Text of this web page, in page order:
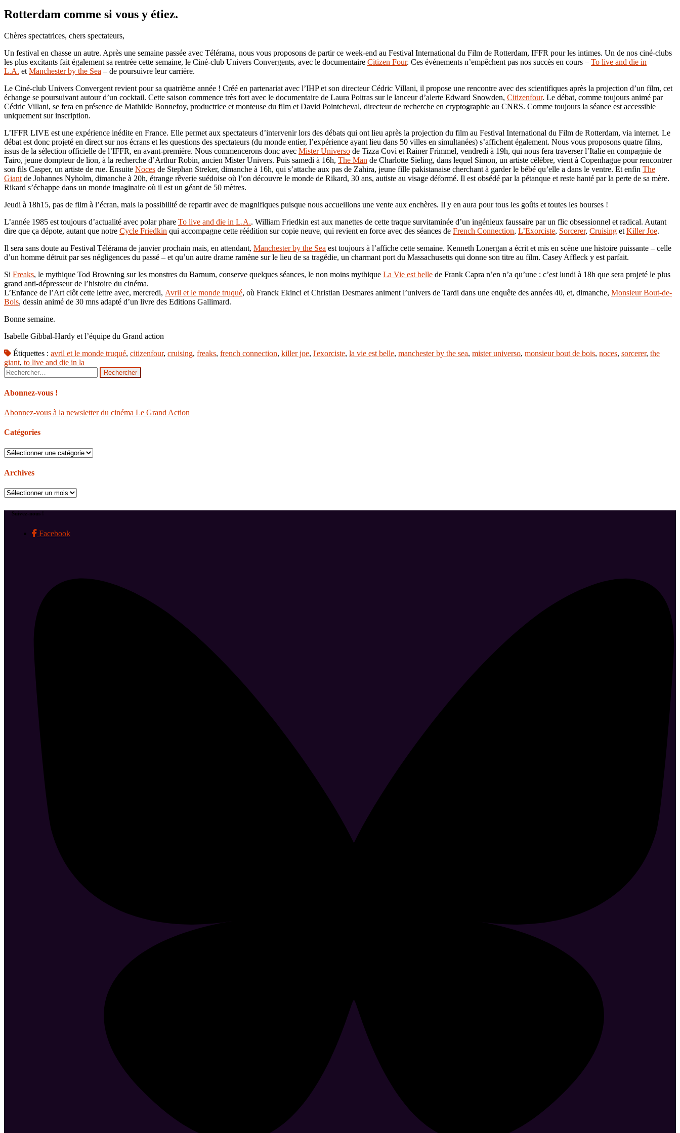
Rotterdam comme si vous y étiez.
Chères spectatrices, chers spectateurs,
Un festival en chasse un autre. Après une semaine passée avec Télérama, nous vous proposons de partir ce week-end au Festival International du Film de Rotterdam, IFFR pour les intimes. Un de nos ciné-clubs
les plus excitants fait également sa rentrée cette semaine, le Ciné-club Univers Convergents, avec le documentaire Citizen Four. Ces événements n’empêchent pas nos succès en cours – To live and die in
L.A. et Manchester by the Sea – de poursuivre leur carrière.
Le Ciné-club Univers Convergent revient pour sa quatrième année ! Créé en partenariat avec l’IHP et son directeur Cédric Villani, il propose une rencontre avec des scientifiques après la projection d’un film, cet
échange se poursuivant autour d’un cocktail. Cette saison commence très fort avec le documentaire de Laura Poitras sur le lanceur d’alerte Edward Snowden, Citizenfour. Le débat, comme toujours animé par
Cédric Villani, se fera en présence de Mathilde Bonnefoy, productrice et monteuse du film et David Pointcheval, directeur de recherche en cryptographie au CNRS. Comme toujours la séance est accessible
uniquement sur inscription.
L’IFFR LIVE est une expérience inédite en France. Elle permet aux spectateurs d’intervenir lors des débats qui ont lieu après la projection du film au Festival International du Film de Rotterdam, via internet. Le
débat est donc projeté en direct sur nos écrans et les questions des spectateurs (du monde entier, l’expérience ayant lieu dans 50 villes en simultanées) s’affichent également. Nous vous proposons quatre films,
issus de la sélection officielle de l’IFFR, en avant-première. Nous commencerons donc avec Mister Universo de Tizza Covi et Rainer Frimmel, vendredi à 19h, qui nous fera traverser l’Italie en compagnie de
Tairo, jeune dompteur de lion, à la recherche d’Arthur Robin, ancien Mister Univers. Puis samedi à 16h, The Man de Charlotte Sieling, dans lequel Simon, un artiste célèbre, vient à Copenhague pour rencontrer
son fils Casper, un artiste de rue. Ensuite Noces de Stephan Streker, dimanche à 16h, qui s’attache aux pas de Zahira, jeune fille pakistanaise cherchant à garder le bébé qu’elle a dans le ventre. Et enfin The
Giant de Johannes Nyholm, dimanche à 20h, étrange rêverie suédoise où l’on découvre le monde de Rikard, 30 ans, autiste au visage déformé. Il est obsédé par la pétanque et reste hanté par la perte de sa mère.
Rikard s’échappe dans un monde imaginaire où il est un géant de 50 mètres.
Jeudi à 18h15, pas de film à l’écran, mais la possibilité de repartir avec de magnifiques puisque nous accueillons une vente aux enchères. Il y en aura pour tous les goûts et toutes les bourses !
L’année 1985 est toujours d’actualité avec polar phare To live and die in L.A.. William Friedkin est aux manettes de cette traque survitaminée d’un ingénieux faussaire par un flic obsessionnel et radical. Autant
dire que ça dépote, autant que notre Cycle Friedkin qui accompagne cette réédition sur copie neuve, qui revient en force avec des séances de French Connection, L’Exorciste, Sorcerer, Cruising et Killer Joe.
Il sera sans doute au Festival Télérama de janvier prochain mais, en attendant, Manchester by the Sea est toujours à l’affiche cette semaine. Kenneth Lonergan a écrit et mis en scène une histoire puissante – celle
d’un homme détruit par ses négligences du passé – et qu’un autre drame ramène sur le lieu de sa tragédie, un charmant port du Massachusetts qui donne son titre au film. Casey Affleck y est parfait.
Si Freaks, le mythique Tod Browning sur les monstres du Barnum, conserve quelques séances, le non moins mythique La Vie est belle de Frank Capra n’en n’a qu’une : c’est lundi à 18h que sera projeté le plus
grand anti-dépresseur de l’histoire du cinéma.
L’Enfance de l’Art clôt cette lettre avec, mercredi, Avril et le monde truqué, où Franck Ekinci et Christian Desmares animent l’univers de Tardi dans une enquête des années 40, et, dimanche, Monsieur Bout-de-
Bois, dessin animé de 30 mns adapté d’un livre des Editions Gallimard.
Bonne semaine.
Isabelle Gibbal-Hardy et l’équipe du Grand action
Étiquettes : avril et le monde truqué, citizenfour, cruising, freaks, french connection, killer joe, l'exorciste, la vie est belle, manchester by the sea, mister universo, monsieur bout de bois, noces, sorcerer, the
giant, to live and die in la
Rechercher :
Abonnez-vous !
Abonnez-vous à la newsletter du cinéma Le Grand Action
Catégories
Catégories
Archives
Archives
Suivez-nous !
Facebook